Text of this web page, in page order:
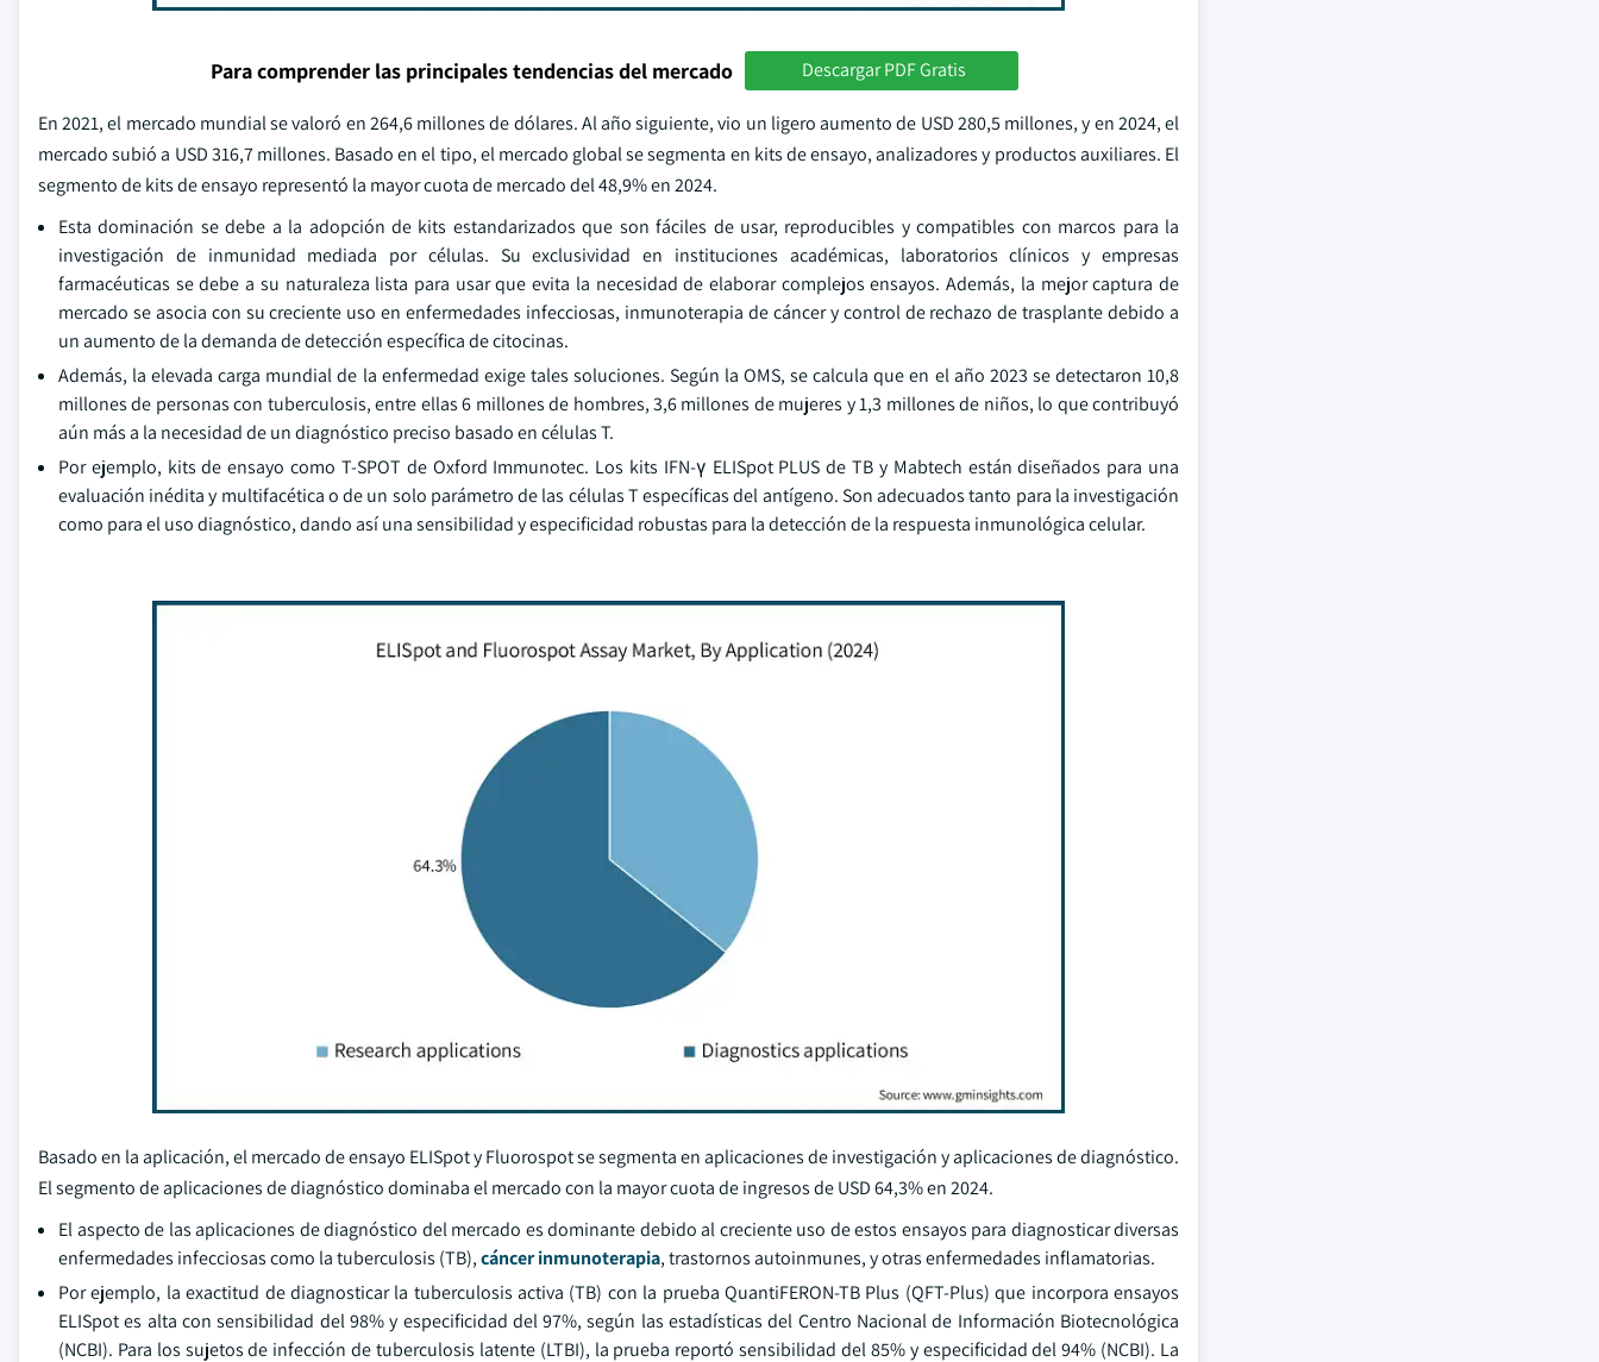
Para comprender las principales tendencias del mercado Descargar PDF Gratis
En 2021, el mercado mundial se valoró en 264,6 millones de dólares. Al año siguiente, vio un ligero aumento de USD 280,5 millones, y en 2024, el
mercado subió a USD 316,7 millones. Basado en el tipo, el mercado global se segmenta en kits de ensayo, analizadores y productos auxiliares. El
segmento de kits de ensayo representó la mayor cuota de mercado del 48,9% en 2024.
Esta dominación se debe a la adopción de kits estandarizados que son fáciles de usar, reproducibles y compatibles con marcos para la
investigación de inmunidad mediada por células. Su exclusividad en instituciones académicas, laboratorios clínicos y empresas
farmacéuticas se debe a su naturaleza lista para usar que evita la necesidad de elaborar complejos ensayos. Además, la mejor captura de
mercado se asocia con su creciente uso en enfermedades infecciosas, inmunoterapia de cáncer y control de rechazo de trasplante debido a
un aumento de la demanda de detección específica de citocinas.
Además, la elevada carga mundial de la enfermedad exige tales soluciones. Según la OMS, se calcula que en el año 2023 se detectaron 10,8
millones de personas con tuberculosis, entre ellas 6 millones de hombres, 3,6 millones de mujeres y 1,3 millones de niños, lo que contribuyó
aún más a la necesidad de un diagnóstico preciso basado en células T.
Por ejemplo, kits de ensayo como T-SPOT de Oxford Immunotec. Los kits IFN-γ ELISpot PLUS de TB y Mabtech están diseñados para una
evaluación inédita y multifacética o de un solo parámetro de las células T específicas del antígeno. Son adecuados tanto para la investigación
como para el uso diagnóstico, dando así una sensibilidad y especificidad robustas para la detección de la respuesta inmunológica celular.
Basado en la aplicación, el mercado de ensayo ELISpot y Fluorospot se segmenta en aplicaciones de investigación y aplicaciones de diagnóstico.
El segmento de aplicaciones de diagnóstico dominaba el mercado con la mayor cuota de ingresos de USD 64,3% en 2024.
El aspecto de las aplicaciones de diagnóstico del mercado es dominante debido al creciente uso de estos ensayos para diagnosticar diversas
enfermedades infecciosas como la tuberculosis (TB),cáncer inmunoterapia, trastornos autoinmunes, y otras enfermedades inflamatorias.
Por ejemplo, la exactitud de diagnosticar la tuberculosis activa (TB) con la prueba QuantiFERON-TB Plus (QFT-Plus) que incorpora ensayos
ELISpot es alta con sensibilidad del 98% y especificidad del 97%, según las estadísticas del Centro Nacional de Información Biotecnológica
(NCBI). Para los sujetos de infección de tuberculosis latente (LTBI), la prueba reportó sensibilidad del 85% y especificidad del 94% (NCBI). La